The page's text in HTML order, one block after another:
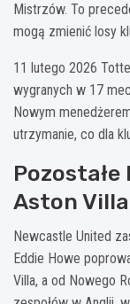
Mistrzów. To
mogą zmienić losy
11 lutego 2026
wygranych w 17
Nowym
utrzymanie, co dla
Aston
Newcastle United
Eddie Howe
Villa, a od Nowego